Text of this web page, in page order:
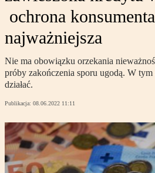
ochrona
najważniejsza
Nie ma obowiązku orzekania
próby zakończenia sporu ugodą. W
działać.
Publikacja: 08.06.2022 11:11